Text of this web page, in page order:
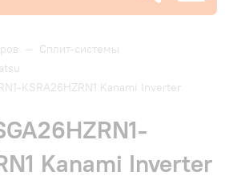
— Сплит-системы
KSRA26HZRN1 Kanami Inverter
Kanami Inverter